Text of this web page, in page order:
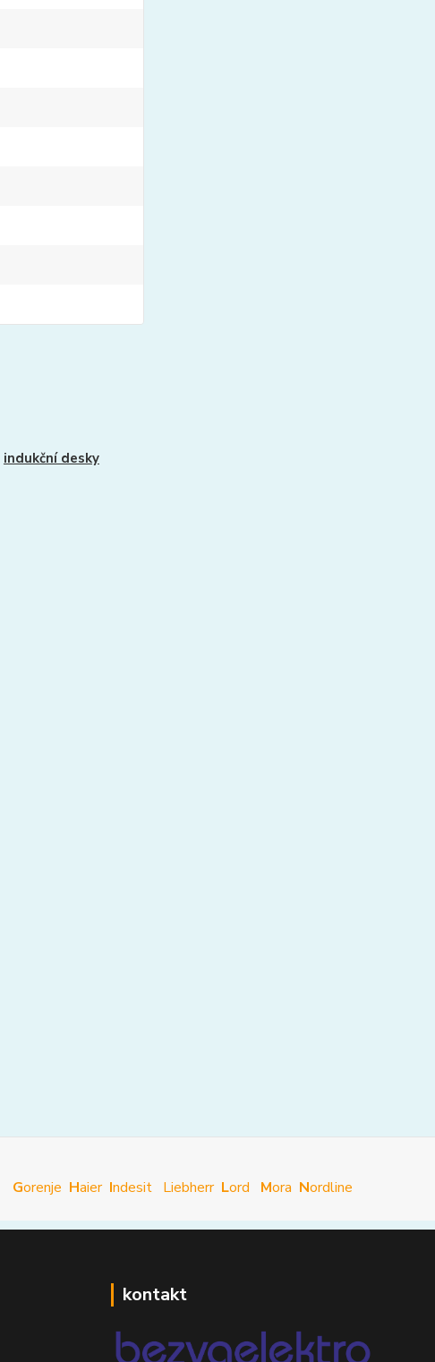
indukční desky
Gorenje Haier Indesit Liebherr Lord Mora Nordline
kontakt